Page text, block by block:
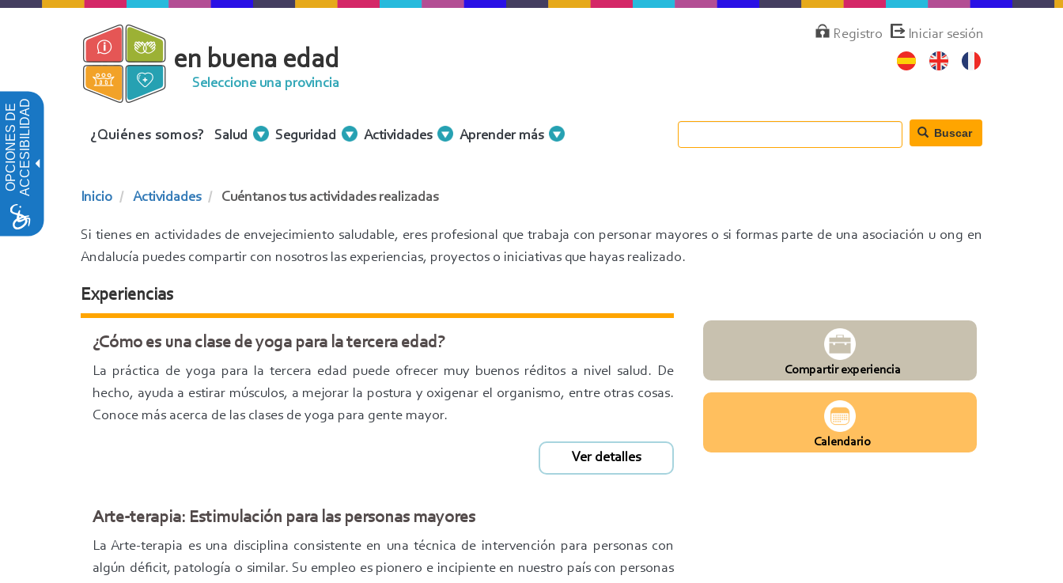
OPCIONES DEACCESIBILIDAD
Pasar
MenúRegistro Iniciar sesión
en buena edad
Seleccione una provincia
Menu
¿Quiénes somos? Salud Seguridad Actividades Aprender más Buscar
Inicio Actividades Cuéntanos tus actividades realizadas
Si tienes en actividades de envejecimiento saludable, eres profesional que trabaja con personar mayores o si formas parte de una asociación u ong en
Andalucía puedes compartir con nosotros las experiencias, proyectos o iniciativas que hayas realizado.
Compartir experiencia
Calendario
Experiencias
¿Cómo es una clase de yoga para la tercera edad?
La práctica de yoga para la tercera edad puede ofrecer muy buenos réditos a nivel salud. De
hecho, ayuda a estirar músculos, a mejorar la postura y oxigenar el organismo, entre otras cosas.
Conoce más acerca de las clases de yoga para gente mayor.
Ver detalles
Arte-terapia: Estimulación para las personas mayores
La Arte-terapia es una disciplina consistente en una técnica de intervención para personas con
algún déficit, patología o similar. Su empleo es pionero e incipiente en nuestro país con personas